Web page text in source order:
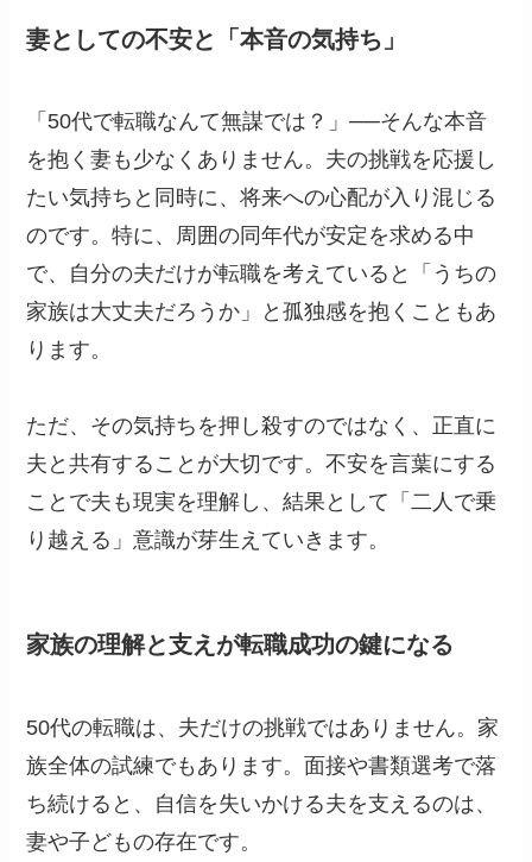
妻としての不安と「本音の気持ち」
「50代で転職なんて無謀では？」──そんな本音
を抱く妻も少なくありません。夫の挑戦を応援し
たい気持ちと同時に、将来への心配が入り混じる
のです。特に、周囲の同年代が安定を求める中
で、自分の夫だけが転職を考えていると「うちの
家族は大丈夫だろうか」と孤独感を抱くこともあ
ります。
ただ、その気持ちを押し殺すのではなく、正直に
夫と共有することが大切です。不安を言葉にする
ことで夫も現実を理解し、結果として「二人で乗
り越える」意識が芽生えていきます。
家族の理解と支えが転職成功の鍵になる
50代の転職は、夫だけの挑戦ではありません。家
族全体の試練でもあります。面接や書類選考で落
ち続けると、自信を失いかける夫を支えるのは、
妻や子どもの存在です。